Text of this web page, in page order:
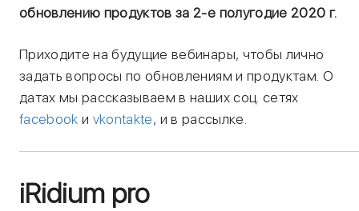
обновлению продуктов за 2-е полугодие 2020 г.
Приходите на будущие вебинары, чтобы лично
задать вопросы по обновлениям и продуктам. О
датах мы рассказываем в наших соц. сетях
facebook и vkontakte, и в рассылке.
iRidium pro